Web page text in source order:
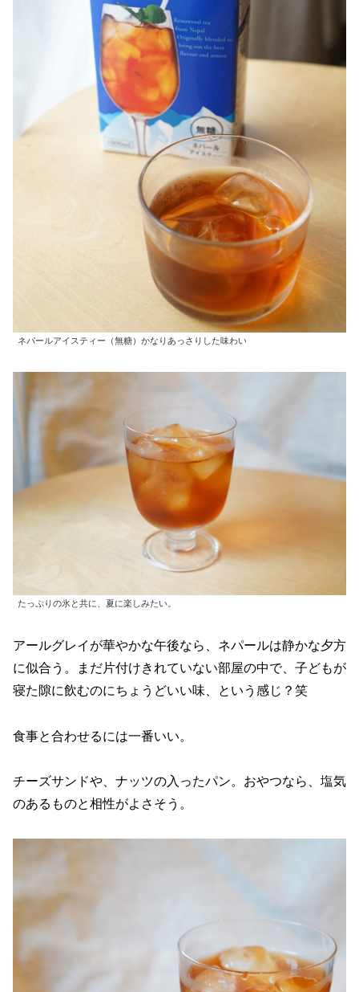
ネパールアイスティー（無糖）かなりあっさりした味わい
たっぷりの氷と共に、夏に楽しみたい。
アールグレイが華やかな午後なら、ネパールは静かな夕方
に似合う。まだ片付けきれていない部屋の中で、子どもが
寝た隙に飲むのにちょうどいい味、という感じ？笑
食事と合わせるには一番いい。
チーズサンドや、ナッツの入ったパン。おやつなら、塩気
のあるものと相性がよさそう。